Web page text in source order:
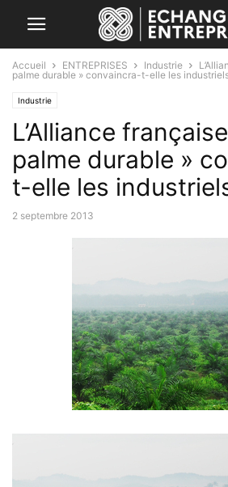
Accueil ENTREPRISES Industrie
palme durable » convaincra-t-elle les
Industrie
L’Alliance
palme durable »
t-elle les
2 septembre 2013